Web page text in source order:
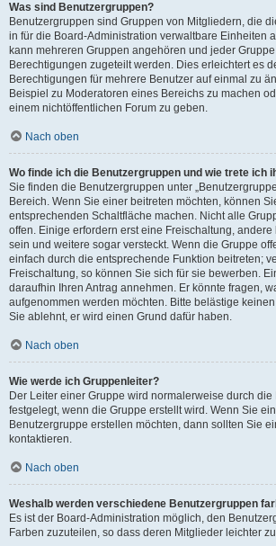
Was sind Benutzergruppen?
Benutzergruppen sind Gruppen von Mitgliedern, die
in für die Board-Administration verwaltbare Einheiten
kann mehreren Gruppen angehören und jeder
Berechtigungen zugeteilt werden. Dies erleichtert es
Berechtigungen für mehrere Benutzer auf einmal zu
Beispiel zu Moderatoren eines Bereichs zu machen
einem nichtöffentlichen Forum zu geben.
Nach oben
Wo finde ich die Benutzergruppen und wie trete ich
Sie finden die Benutzergruppen unter
Bereich. Wenn Sie einer beitreten möchten, können
entsprechenden Schaltfläche machen. Nicht alle
offen. Einige erfordern erst eine Freischaltung,
sein und weitere sogar versteckt. Wenn die Gruppe
einfach durch die entsprechende Funktion beitreten;
Freischaltung, so können Sie sich für sie bewerben.
daraufhin Ihren Antrag annehmen. Er könnte fragen,
aufgenommen werden möchten. Bitte belästige
Sie ablehnt, er wird einen Grund dafür haben.
Nach oben
Wie werde ich Gruppenleiter?
Der Leiter einer Gruppe wird normalerweise durch
festgelegt, wenn die Gruppe erstellt wird. Wenn Sie
Benutzergruppe erstellen möchten, dann sollten Sie
kontaktieren.
Nach oben
Weshalb werden verschiedene Benutzergruppen
Es ist der Board-Administration möglich, den
Farben zuzuteilen, so dass deren Mitglieder leichter